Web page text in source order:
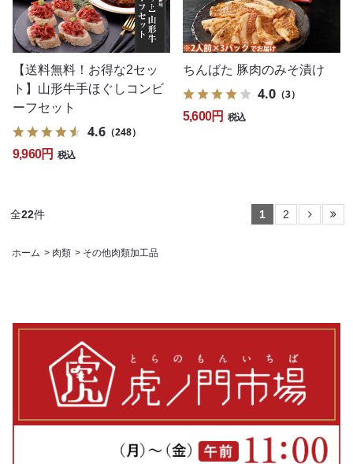
【送料無料！お得な2セッ
ト】山形牛手ほぐしコンビ
ーフセット
4.6 （248）
9,960円 税込
ちんばた 豚肉のみそ漬け
4.0 （3）
5,600円 税込
全22件 1 2
ホーム > 肉類 > その他肉類加工品